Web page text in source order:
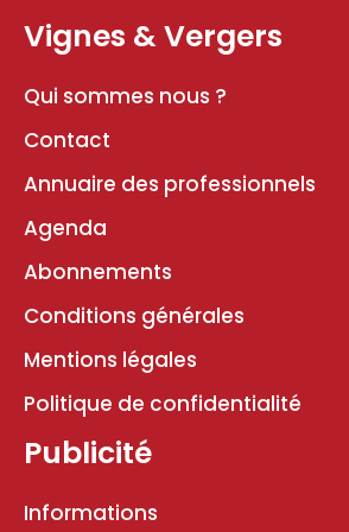
Vignes & Vergers
Qui sommes nous ?
Contact
Annuaire des professionnels
Agenda
Abonnements
Conditions générales
Mentions légales
Politique de confidentialité
Publicité
Informations